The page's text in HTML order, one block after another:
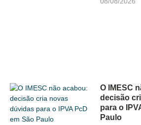
O IMESC
decisão
para o
Paulo